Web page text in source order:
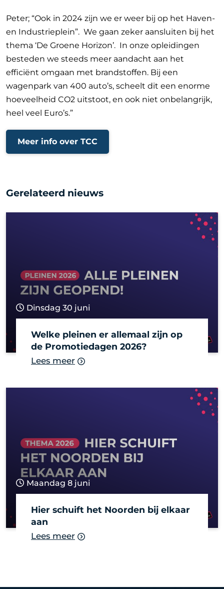
Peter; “Ook in 2024 zijn we er weer bij op het Haven-
en Industrieplein”. We gaan zeker aansluiten bij het
thema ‘De Groene Horizon’. In onze opleidingen
besteden we steeds meer aandacht aan het
efficiënt omgaan met brandstoffen. Bij een
wagenpark van 400 auto’s, scheelt dit een enorme
hoeveelheid CO2 uitstoot, en ook niet onbelangrijk,
heel veel Euro’s.”
Meer info over TCC
Gerelateerd nieuws
Dinsdag 30 juni
Welke pleinen er allemaal zijn op
de Promotiedagen 2026?
Lees meer
Maandag 8 juni
Hier schuift het Noorden bij elkaar
aan
Lees meer